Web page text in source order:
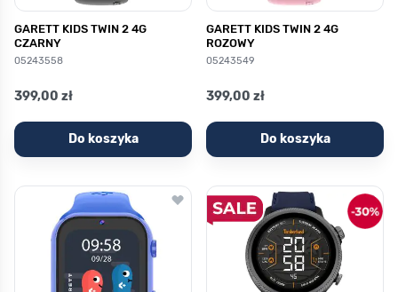
GARETT KIDS TWIN 2 4G
CZARNY
05243558
399,00 zł
Do koszyka
GARETT KIDS TWIN 2 4G
ROZOWY
05243549
399,00 zł
Do koszyka